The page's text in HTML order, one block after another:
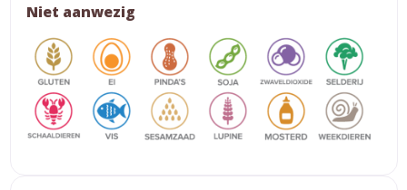
Niet aanwezig